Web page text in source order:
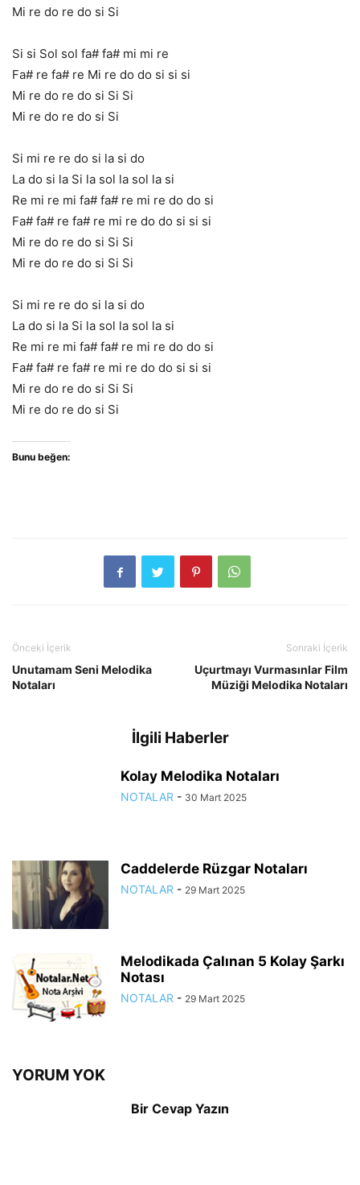
Mi re do re do si Si
Si si Sol sol fa# fa# mi mi re
Fa# re fa# re Mi re do do si si si
Mi re do re do si Si Si
Mi re do re do si Si
Si mi re re do si la si do
La do si la Si la sol la sol la si
Re mi re mi fa# fa# re mi re do do si
Fa# fa# re fa# re mi re do do si si si
Mi re do re do si Si Si
Mi re do re do si Si Si
Si mi re re do si la si do
La do si la Si la sol la sol la si
Re mi re mi fa# fa# re mi re do do si
Fa# fa# re fa# re mi re do do si si si
Mi re do re do si Si Si
Mi re do re do si Si
Bunu beğen:
Önceki İçerik
Unutamam Seni Melodika
Notaları
Sonraki İçerik
Uçurtmayı Vurmasınlar Film
Müziği Melodika Notaları
İlgili Haberler
Kolay Melodika Notaları
NOTALAR - 30 Mart 2025
Caddelerde Rüzgar Notaları
NOTALAR - 29 Mart 2025
Melodikada Çalınan 5 Kolay Şarkı
Notası
NOTALAR - 29 Mart 2025
YORUM YOK
Bir Cevap Yazın